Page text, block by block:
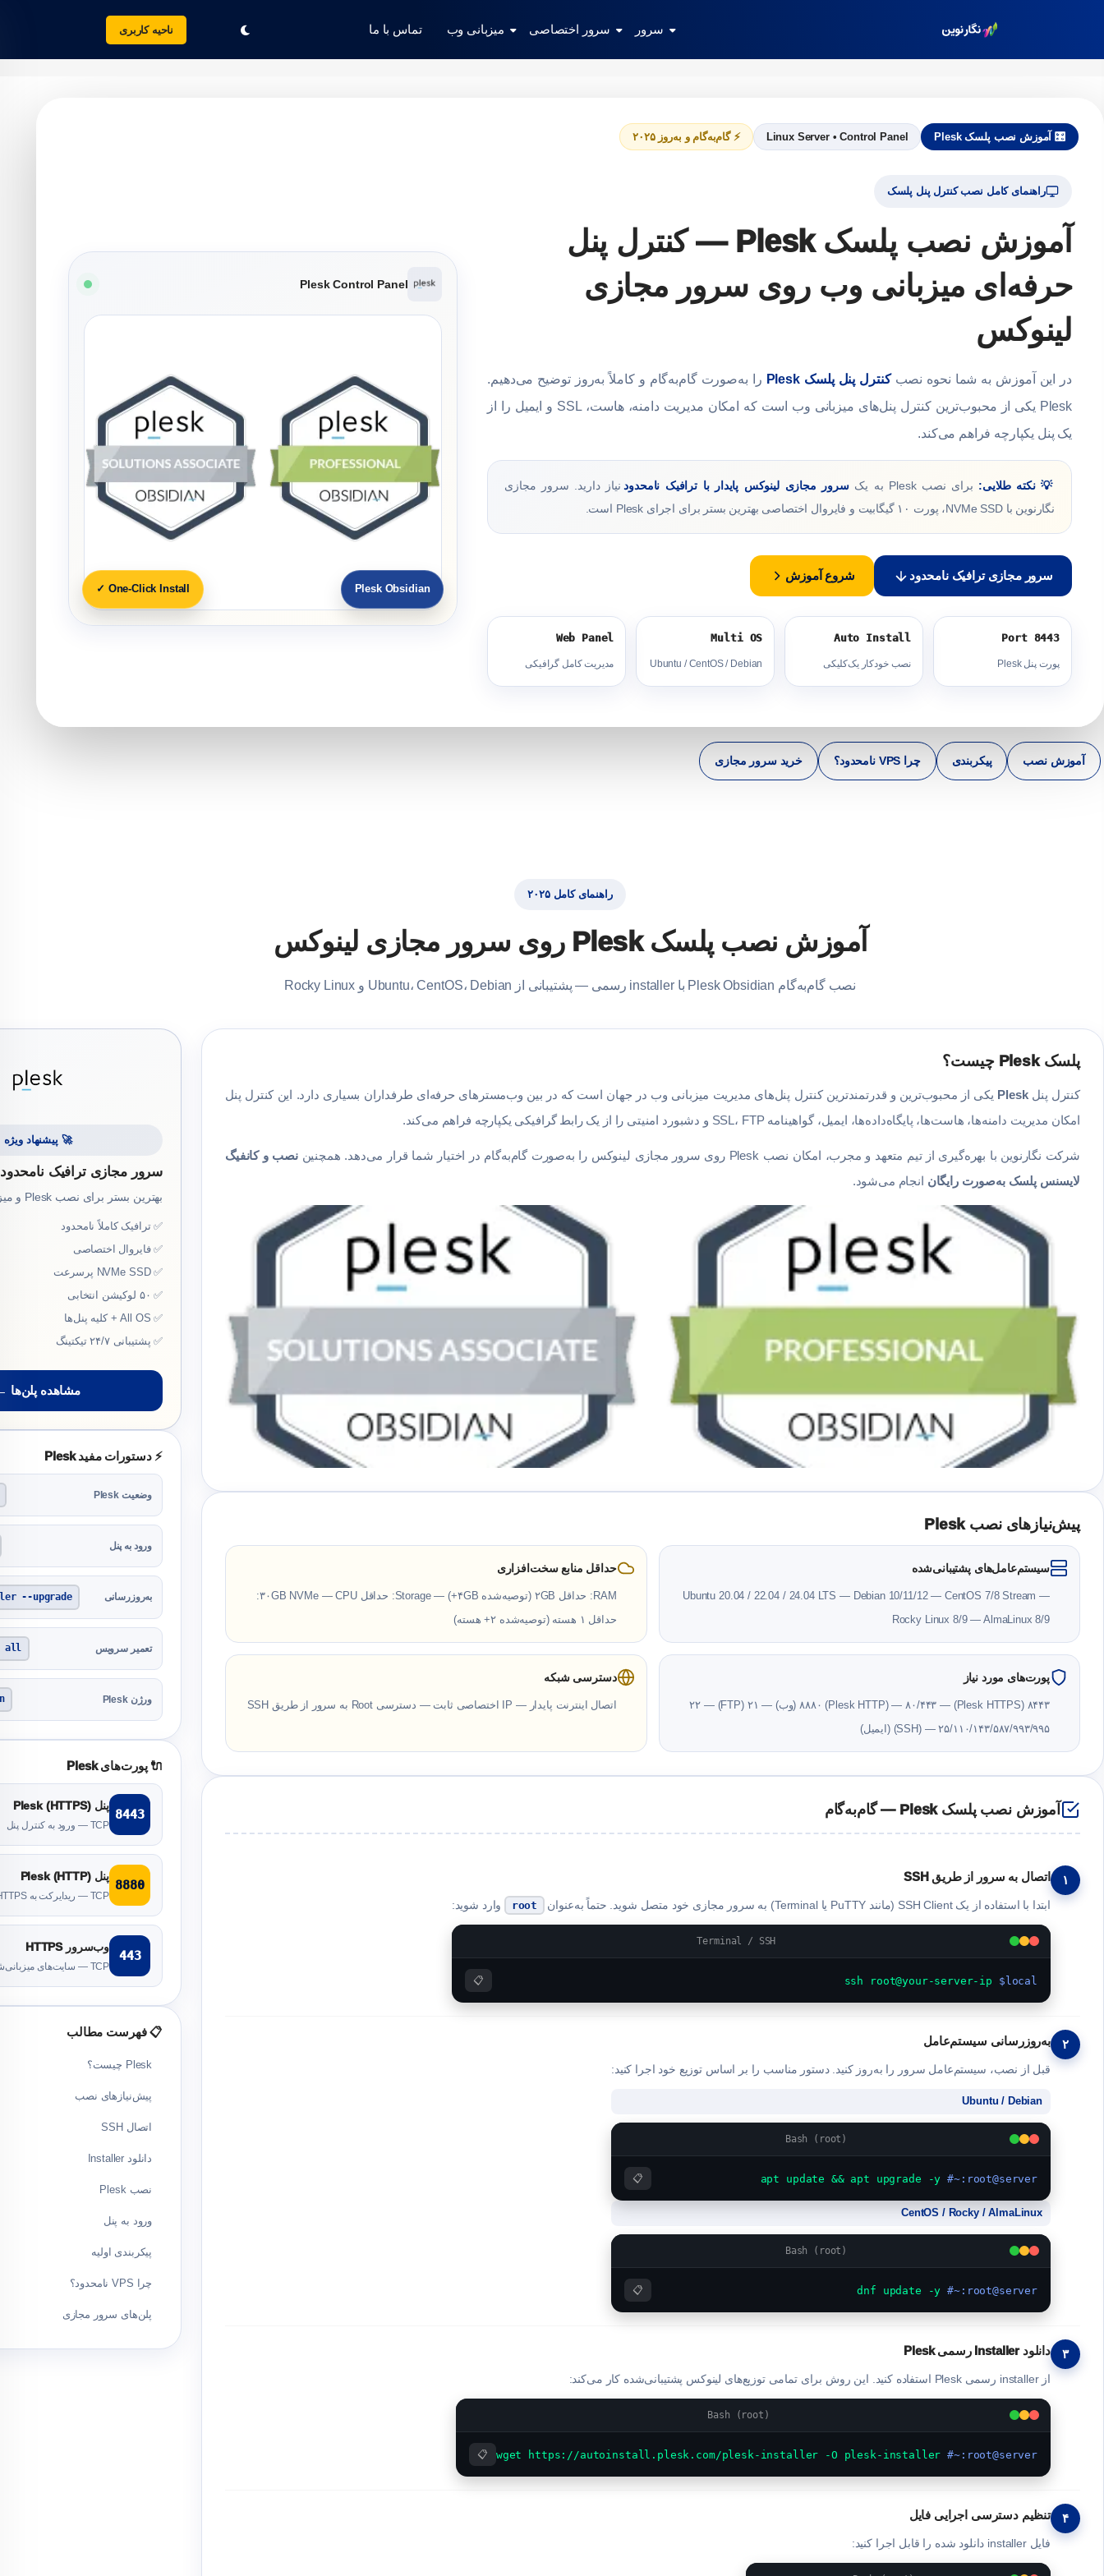
سرور سرور اختصاصی میزبانی وب تماس با ما ناحیه کاربری
🎛️ آموزش نصب پلسک Plesk Linux Server • Control Panel ⚡ گام‌به‌گام و به‌روز ۲۰۲۵
راهنمای کامل نصب کنترل پنل پلسک
آموزش نصب پلسک Plesk — کنترل پنل
حرفه‌ای میزبانی وب روی سرور مجازی
لینوکس
در این آموزش به شما نحوه نصبکنترل پنل پلسک Plesk
را به‌صورت گام‌به‌گام و کاملاً به‌روز توضیح می‌دهیم.
Plesk یکی از محبوب‌ترین کنترل پنل‌های میزبانی وب است که امکان مدیریت دامنه، هاست، SSL و ایمیل را از
یک پنل یکپارچه فراهم می‌کند.
💡 نکته طلایی: برای نصب Plesk به یک سرور مجازی لینوکس پایدار با ترافیک نامحدودنیاز دارید. سرور مجازی
نگارنوین با NVMe SSD، پورت ۱۰ گیگابیت و فایروال اختصاصی بهترین بستر برای اجرای Plesk است.
سرور مجازی ترافیک نامحدود شروع آموزش
Port 8443
پورت پنل Plesk
Auto Install
نصب خودکار یک‌کلیکی
Multi OS
Ubuntu / CentOS / Debian
Web Panel
مدیریت کامل گرافیکی
Plesk Control Panel
Plesk Obsidian
One-Click Install ✓
آموزش نصب پیکربندی چرا VPS نامحدود؟ خرید سرور مجازی
راهنمای کامل ۲۰۲۵
آموزش نصب پلسک Plesk روی سرور مجازی لینوکس
نصب گام‌به‌گام Plesk Obsidian با installer رسمی — پشتیبانی از Ubuntu، CentOS، Debian و Rocky Linux
پلسک Plesk چیست؟
کنترل پنلPlesk یکی از محبوب‌ترین و قدرتمندترین کنترل پنل‌های مدیریت میزبانی وب در جهان است که در بین وب‌مسترهای حرفه‌ای طرفداران بسیاری دارد. این کنترل پنل
امکان مدیریت دامنه‌ها، هاست‌ها، پایگاه‌داده‌ها، ایمیل، گواهینامه SSL، FTP و دشبورد امنیتی را از یک رابط گرافیکی یکپارچه فراهم می‌کند.
شرکت نگارنوین با بهره‌گیری از تیم متعهد و مجرب، امکان نصب Plesk روی سرور مجازی لینوکس را به‌صورت گام‌به‌گام در اختیار شما قرار می‌دهد. همچنین
نصب و کانفیگ
لایسنس پلسک به‌صورت رایگان انجام می‌شود.
پیش‌نیازهای نصب Plesk
سیستم‌عامل‌های پشتیبانی‌شده
Ubuntu 20.04 / 22.04 / 24.04 LTS — Debian 10/11/12 — CentOS 7/8 Stream —
Rocky Linux 8/9 — AlmaLinux 8/9
حداقل منابع سخت‌افزاری
RAM: حداقل ۲GB (توصیه‌شده ۴GB+) — Storage: حداقل ۳۰GB NVMe — CPU:
حداقل ۱ هسته (توصیه‌شده ۲+ هسته)
پورت‌های مورد نیاز
۸۴۴۳ (Plesk HTTPS) — ۸۸۸۰ (Plesk HTTP) — ۸۰/۴۴۳ (وب) — ۲۱ (FTP) — ۲۲
(SSH) — ۲۵/۱۱۰/۱۴۳/۵۸۷/۹۹۳/۹۹۵ (ایمیل)
دسترسی شبکه
اتصال اینترنت پایدار — IP اختصاصی ثابت — دسترسی Root به سرور از طریق SSH
آموزش نصب پلسک Plesk — گام‌به‌گام
۱ اتصال به سرور از طریق SSH
ابتدا با استفاده از یک SSH Client (مانند PuTTY یا Terminal) به سرور مجازی خود متصل شوید. حتماً به‌عنوان root وارد شوید:
Terminal / SSH
local$
📋
۲ به‌روزرسانی سیستم‌عامل
قبل از نصب، سیستم‌عامل سرور را به‌روز کنید. دستور مناسب را بر اساس توزیع خود اجرا کنید:
Ubuntu / Debian
Bash (root)
root@server:~#
apt update && apt upgrade -y
📋
CentOS / Rocky / AlmaLinux
Bash (root)
root@server:~#
dnf update -y
📋
۳ دانلود Installer رسمی Plesk
از installer رسمی Plesk استفاده کنید. این روش برای تمامی توزیع‌های لینوکس پشتیبانی‌شده کار می‌کند:
Bash (root)
root@server:~#
wget https://autoinstall.plesk.com/plesk-installer -O plesk-installer
📋
۴ تنظیم دسترسی اجرایی فایل
فایل installer دانلود شده را قابل اجرا کنید:
🚀 پیشنهاد ویژه
سرور مجازی ترافیک نامحدود
بهترین بستر برای نصب Plesk و میزبانی حرفه‌ای!
✅ ترافیک کاملاً نامحدود
✅ فایروال اختصاصی
✅ NVMe SSD پرسرعت
✅ ۵۰ لوکیشن انتخابی
✅ All OS + کلیه پنل‌ها
✅ پشتیبانی ۲۴/۷ تیکتینگ
مشاهده پلن‌ها
⚡ دستورات مفید Plesk
وضعیت Plesk
ورود به پنل
به‌روزرسانی --upgrade
تعمیر سرویس all
ورژن Plesk
🔌 پورت‌های Plesk
8443
پنل Plesk (HTTPS)
TCP — ورود به کنترل پنل
8880
پنل Plesk (HTTP)
TCP — ریدایرکت به HTTPS
443
وب‌سرور HTTPS
TCP — سایت‌های میزبانی‌شده
📋 فهرست مطالب
Plesk چیست؟
پیش‌نیازهای نصب
اتصال SSH
دانلود Installer
نصب Plesk
ورود به پنل
پیکربندی اولیه
چرا VPS نامحدود؟
پلن‌های سرور مجازی